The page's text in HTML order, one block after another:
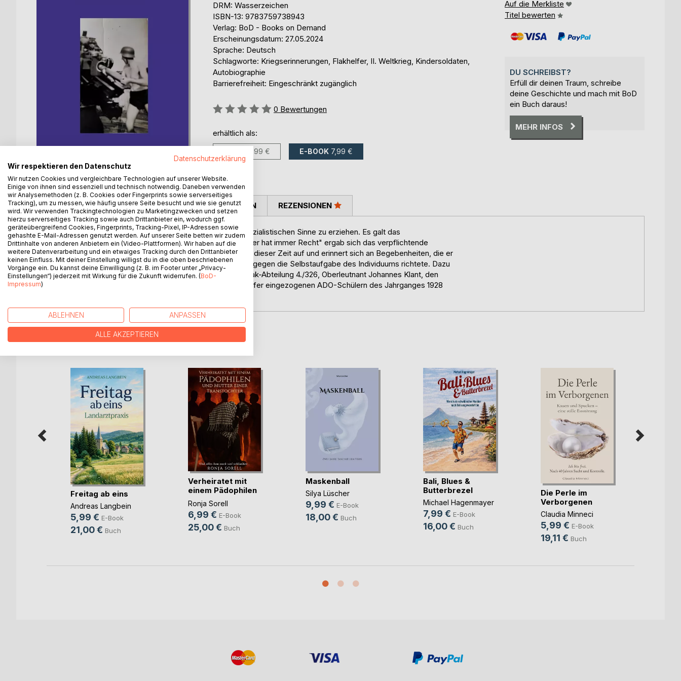
DRM: Wasserzeichen
ISBN-13: 9783759738943
Verlag: BoD - Books on Demand
Erscheinungsdatum: 27.05.2024
Sprache: Deutsch
Schlagworte: Kriegserinnerungen, Flakhelfer, II. Weltkrieg, Kindersoldaten,
Autobiographie
Barrierefreiheit: Eingeschränkt zugänglich
Bewertung::
0 Bewertungen
erhältlich als:
11,99 € E-BOOK 7,99 €
Auf die Merkliste
Titel bewerten
DU SCHREIBST?
Erfüll dir deinen Traum, schreibe
deine Geschichte und mach mit BoD
ein Buch daraus!
MEHR INFOS
BESCHREIBUNG
Im Dritten Reich versuchte Hitler die Jugend im nationalsozialistischen Sinne zu erziehen. Es galt das
"Führerprinzp". Ausgehend von der Behauptung "Der Führer hat immer Recht" ergab sich das verpflichtende
Motto:"Führer befiehl, wir folgen Dir!". Der Autor wuchs in dieser Zeit auf und erinnert sich an Begebenheiten, die er
ganz im Gegensatz zum Führerprinzip erlebte und sich so gegen die Selbstaufgabe des Individuums richtete. Dazu
gehörte auch der Mut des Batteriechefs der schweren Flak-Abteilung 4./326, Oberleutnant Johannes Klant, den
Führerbefehl zu missachten, um so allen als Luftwaffenhelfer eingezogenen ADO-Schülern des Jahrganges 1928
AUTOR/IN PRESSESTIMMEN REZENSIONEN
WEITERE TITEL BEIBoD
Freitag ab eins
Andreas Langbein
5,99 € E-Book
21,00 € Buch
Verheiratet mit
einem Pädophilen
u(...)
Ronja Sorell
6,99 € E-Book
25,00 € Buch
Maskenball
Silya Lüscher
9,99 € E-Book
18,00 € Buch
Bali, Blues &
Butterbrezel
Michael Hagenmayer
7,99 € E-Book
16,00 € Buch
Die Perle im
Verborgenen
Claudia Minneci
5,99 € E-Book
19,11 € Buch
Datenschutzerklärung
Wir respektieren den Datenschutz
Wir nutzen Cookies und vergleichbare Technologien auf unserer Website.
Einige von ihnen sind essenziell und technisch notwendig. Daneben verwenden
wir Analysemethoden (z. B. Cookies oder Fingerprints sowie serverseitiges
Tracking), um zu messen, wie häufig unsere Seite besucht und wie sie genutzt
wird. Wir verwenden Trackingtechnologien zu Marketingzwecken und setzen
hierzu serverseitiges Tracking sowie auch Drittanbieter ein, wodurch ggf.
geräteübergreifend Cookies, Fingerprints, Tracking-Pixel, IP-Adressen sowie
gehashte E-Mail-Adressen genutzt werden. Auf unserer Seite betten wir zudem
Drittinhalte von anderen Anbietern ein (Video-Plattformen). Wir haben auf die
weitere Datenverarbeitung und ein etwaiges Tracking durch den Drittanbieter
keinen Einfluss. Mit deiner Einstellung willigst du in die oben beschriebenen
Vorgänge ein. Du kannst deine Einwilligung (z. B. im Footer unter „Privacy-
Einstellungen“) jederzeit mit Wirkung für die Zukunft widerrufen. (BoD-
Impressum)
ABLEHNEN ANPASSEN
ALLE AKZEPTIEREN